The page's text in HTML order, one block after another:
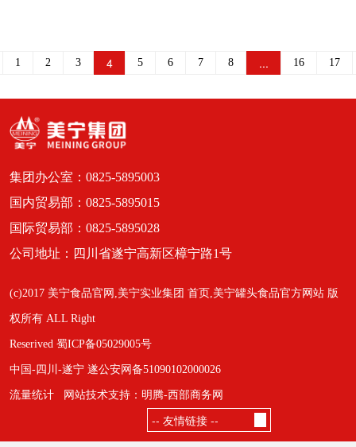
1 2 3 4 5 6 7 8 ... 16 17
集团办公室：0825-5895003
国内贸易部：0825-5895015
国际贸易部：0825-5895028
公司地址：四川省遂宁高新区樟宁路1号
(c)2017 美宁食品官网,美宁实业集团 首页,美宁罐头食品官方网站 版
权所有 ALL Right
Reserived 蜀ICP备05029005号
中国-四川-遂宁 遂公安网备51090102000026
流量统计 网站技术支持：明腾-西部商务网
-- 友情链接 --